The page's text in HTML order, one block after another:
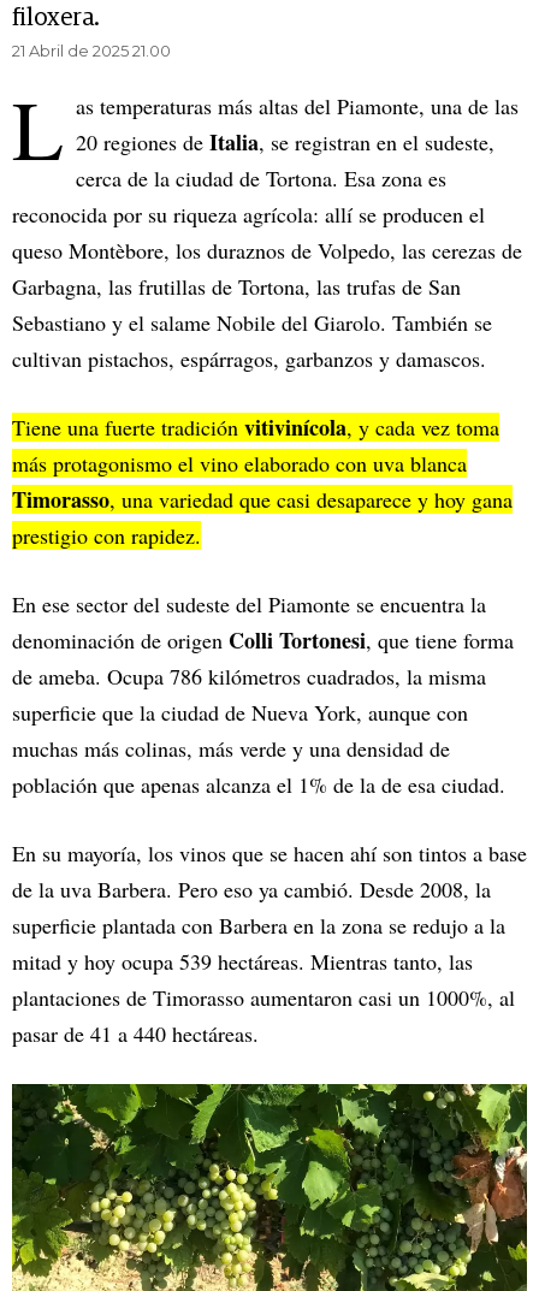
filoxera.
21 Abril de 2025 21.00
L as temperaturas más altas del Piamonte, una de las
20 regiones de Italia, se registran en el sudeste,
cerca de la ciudad de Tortona. Esa zona es
reconocida por su riqueza agrícola: allí se producen el
queso Montèbore, los duraznos de Volpedo, las cerezas de
Garbagna, las frutillas de Tortona, las trufas de San
Sebastiano y el salame Nobile del Giarolo. También se
cultivan pistachos, espárragos, garbanzos y damascos.
Tiene una fuerte tradición vitivinícola, y cada vez toma
más protagonismo el vino elaborado con uva blanca
Timorasso, una variedad que casi desaparece y hoy gana
prestigio con rapidez.
En ese sector del sudeste del Piamonte se encuentra la
denominación de origen Colli Tortonesi, que tiene forma
de ameba. Ocupa 786 kilómetros cuadrados, la misma
superficie que la ciudad de Nueva York, aunque con
muchas más colinas, más verde y una densidad de
población que apenas alcanza el 1% de la de esa ciudad.
En su mayoría, los vinos que se hacen ahí son tintos a base
de la uva Barbera. Pero eso ya cambió. Desde 2008, la
superficie plantada con Barbera en la zona se redujo a la
mitad y hoy ocupa 539 hectáreas. Mientras tanto, las
plantaciones de Timorasso aumentaron casi un 1000%, al
pasar de 41 a 440 hectáreas.